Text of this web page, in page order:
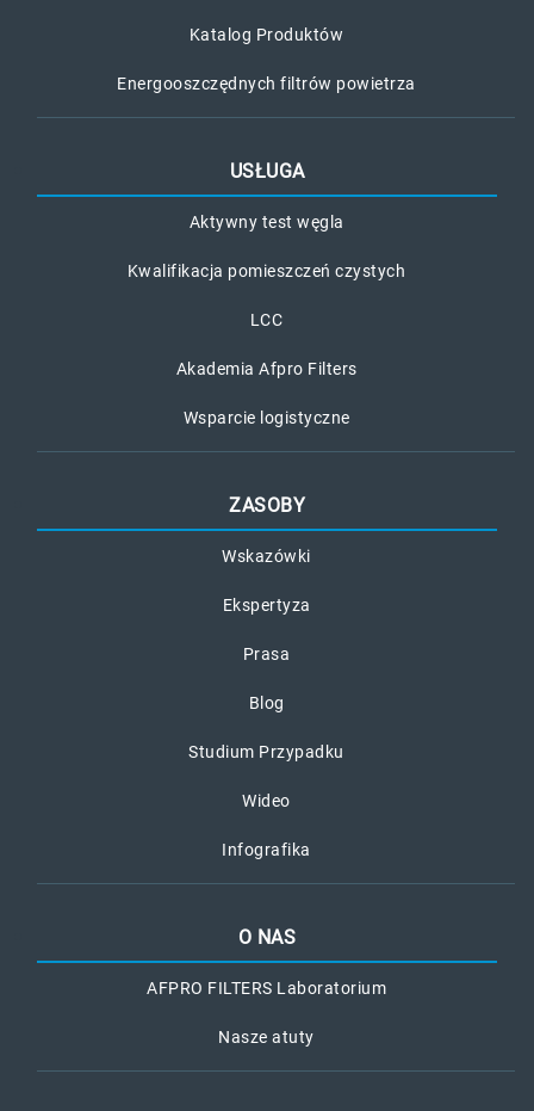
Katalog Produktów
Energooszczędnych filtrów powietrza
USŁUGA
Aktywny test węgla
Kwalifikacja pomieszczeń czystych
LCC
Akademia Afpro Filters
Wsparcie logistyczne
ZASOBY
Wskazówki
Ekspertyza
Prasa
Blog
Studium Przypadku
Wideo
Infografika
O NAS
AFPRO FILTERS Laboratorium
Nasze atuty